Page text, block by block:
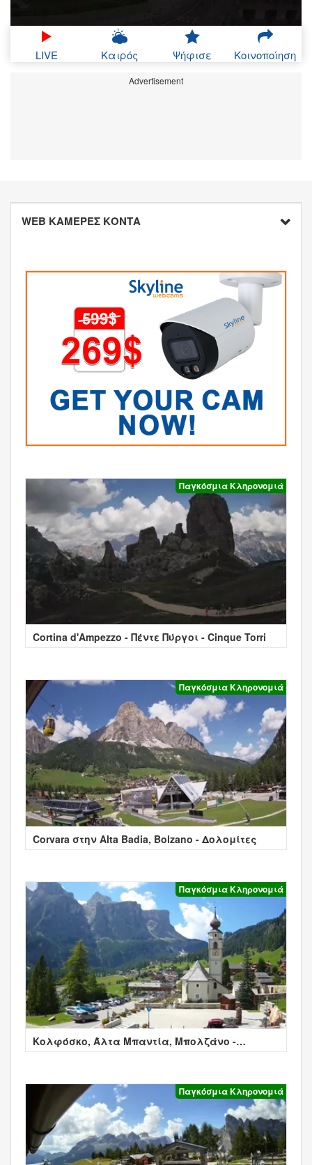
LIVE Καιρός Ψήφισε Κοινοποίηση
Advertisement
WEB ΚΑΜΕΡΕΣ ΚΟΝΤΑ
Παγκόσμια Κληρονομιά
Cortina d'Ampezzo - Πέντε Πύργοι - Cinque Torri
Παγκόσμια Κληρονομιά
Corvara στην Alta Badia, Bolzano - Δολομίτες
Παγκόσμια Κληρονομιά
Κολφόσκο, Άλτα Μπαντία, Μπολζάνο -
Colfosco
Παγκόσμια Κληρονομιά